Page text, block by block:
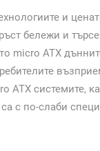
и
бележи и
micro ATX
ATX системите,
с по-слаби